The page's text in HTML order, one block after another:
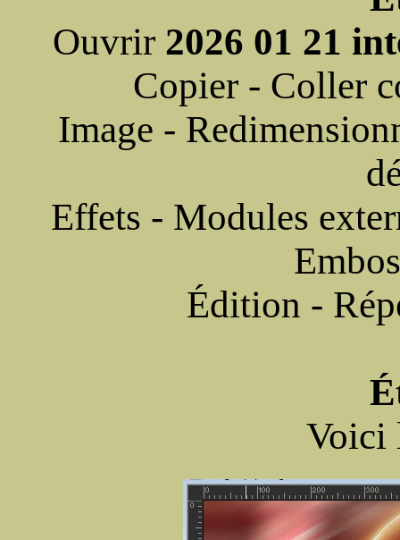
Ouvrir 2026 01 21
Copier - Coller
Image -
Effets - Modules
Édition -
Voici